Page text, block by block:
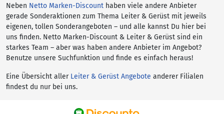
Neben Netto Marken-Discount haben viele andere Anbieter
gerade Sonderaktionen zum Thema Leiter & Gerüst mit jeweils
eigenen, tollen Sonderangeboten – und alle kannst Du hier bei
uns finden. Netto Marken-Discount & Leiter & Gerüst sind ein
starkes Team – aber was haben andere Anbieter im Angebot?
Benutze unsere Suchfunktion und finde es einfach heraus!
Eine Übersicht aller Leiter & Gerüst Angebote anderer Filialen
findest du nur bei uns.